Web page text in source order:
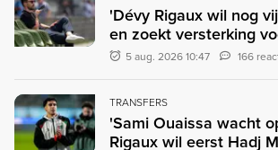
'Dévy Rigaux wil nog
en zoekt versterking
5 aug. 2026 10:47 166
TRANSFERS
'Sami Ouaissa wacht
Rigaux wil eerst Hadj